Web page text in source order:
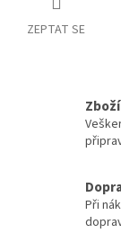
ZEPTAT SE
Při